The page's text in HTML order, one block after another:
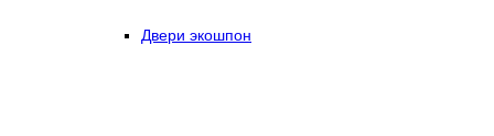
Двери экошпон